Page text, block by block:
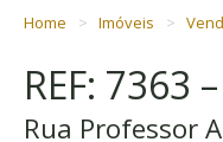
Home Imóveis
REF: 7363
Rua Professor